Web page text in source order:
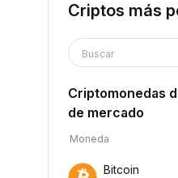
Criptos más
Buscar
Criptomonedas
de mercado
Moneda
Bitcoin